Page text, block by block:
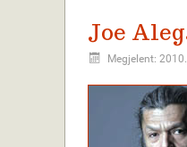
Joe
Megjelent: